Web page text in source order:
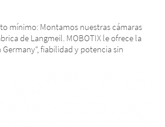
mínimo: Montamos nuestras cámaras
de Langmeil. MOBOTIX le ofrece la
fiabilidad y potencia sin